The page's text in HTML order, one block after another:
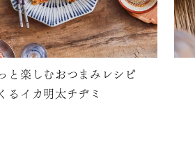
と楽しむおつまみレシピ
るイカ明太チヂミ